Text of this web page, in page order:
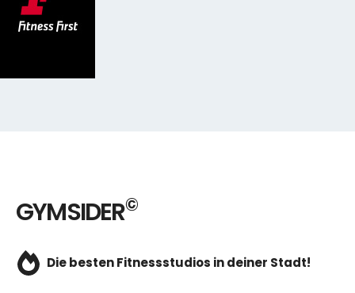
GYMSIDER©
Die besten Fitnessstudios in deiner Stadt!